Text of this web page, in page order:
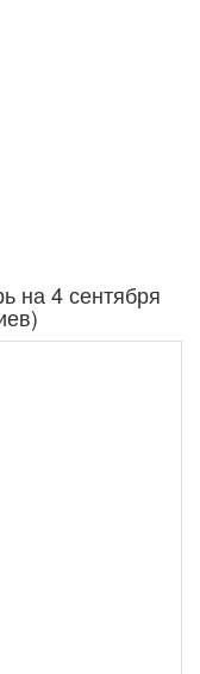
на 4 сентября